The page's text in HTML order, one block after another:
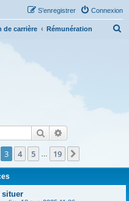
Connexion
S’enregistrer
de carrière Rémunération
Rechercher
3 4 5 19
situer